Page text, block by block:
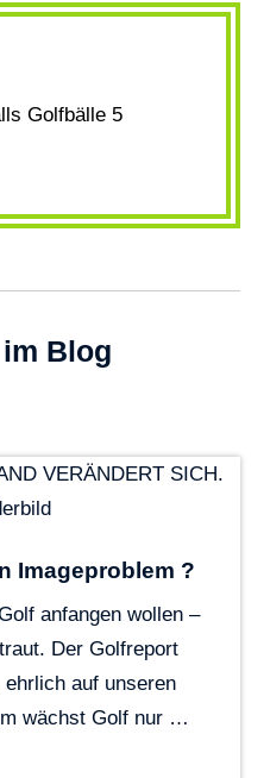
Golfbälle 5
Blog
Imageproblem ?
anfangen wollen –
Der Golfreport
auf unseren
wächst Golf nur …